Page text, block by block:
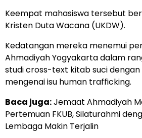
Keempat mahasiswa tersebut
Kristen Duta Wacana (UKDW).
Kedatangan mereka menemui
Ahmadiyah Yogyakarta dalam
studi cross-text kitab suci dengan
mengenai isu human trafficking.
Baca juga:Jemaat Ahmadiyah
Pertemuan FKUB, Silaturahmi
Lembaga Makin Terjalin